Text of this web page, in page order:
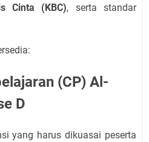
Cinta (KBC), serta standar
(CP) Al-
D
yang harus dikuasai peserta